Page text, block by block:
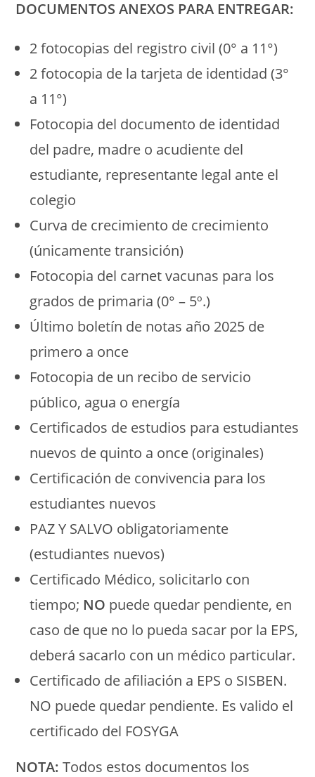
DOCUMENTOS ANEXOS PARA ENTREGAR:
2 fotocopias del registro civil (0° a 11°)
2 fotocopia de la tarjeta de identidad (3°
a 11°)
Fotocopia del documento de identidad
del padre, madre o acudiente del
estudiante, representante legal ante el
colegio
Curva de crecimiento de crecimiento
(únicamente transición)
Fotocopia del carnet vacunas para los
grados de primaria (0° – 5º.)
Último boletín de notas año 2025 de
primero a once
Fotocopia de un recibo de servicio
público, agua o energía
Certificados de estudios para estudiantes
nuevos de quinto a once (originales)
Certificación de convivencia para los
estudiantes nuevos
PAZ Y SALVO obligatoriamente
(estudiantes nuevos)
Certificado Médico, solicitarlo con
tiempo; NO puede quedar pendiente, en
caso de que no lo pueda sacar por la EPS,
deberá sacarlo con un médico particular.
Certificado de afiliación a EPS o SISBEN.
NO puede quedar pendiente. Es valido el
certificado del FOSYGA
NOTA: Todos estos documentos los